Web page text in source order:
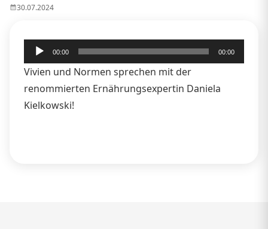
30.07.2024
Audio-
Player
00:00 00:00
Vivien und Normen sprechen mit der
renommierten Ernährungsexpertin Daniela
Kielkowski!